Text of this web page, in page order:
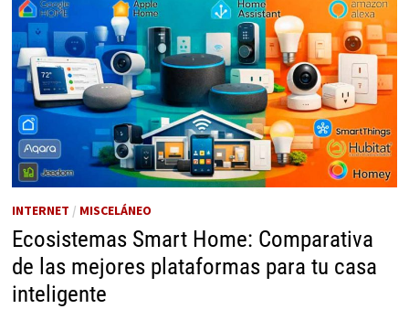
INTERNET / MISCELÁNEO
Ecosistemas Smart Home: Comparativa
de las mejores plataformas para tu casa
inteligente